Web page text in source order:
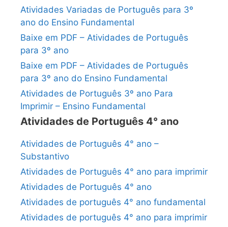
Atividades Variadas de Português para 3º
ano do Ensino Fundamental
Baixe em PDF – Atividades de Português
para 3º ano
Baixe em PDF – Atividades de Português
para 3º ano do Ensino Fundamental
Atividades de Português 3º ano Para
Imprimir – Ensino Fundamental
Atividades de Português 4° ano
Atividades de Português 4° ano –
Substantivo
Atividades de Português 4° ano para imprimir
Atividades de Português 4° ano
Atividades de português 4° ano fundamental
Atividades de português 4° ano para imprimir